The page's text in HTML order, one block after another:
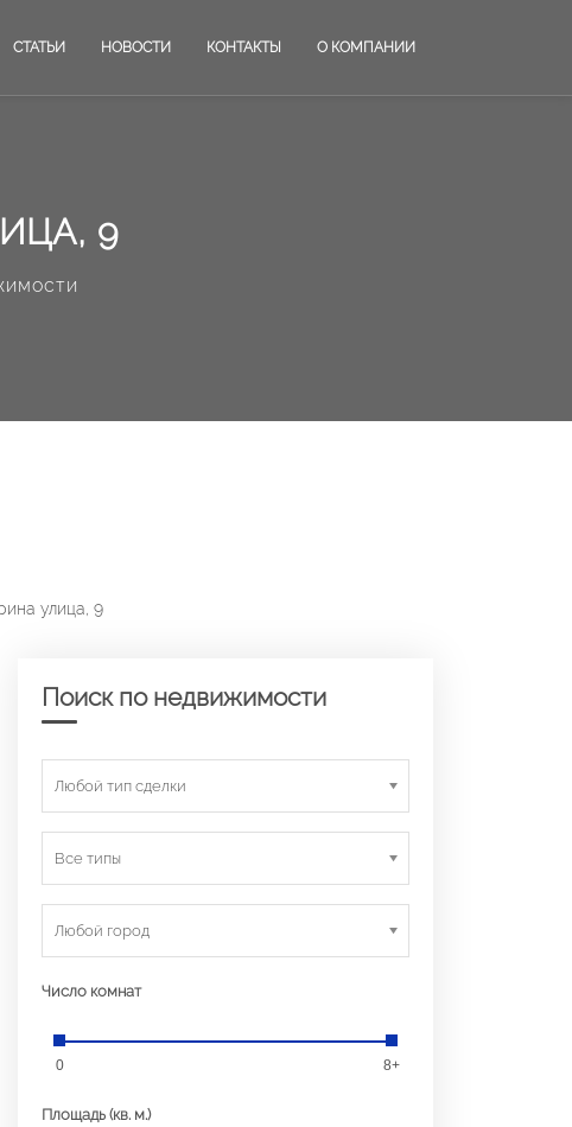
СТАТЬИ НОВОСТИ КОНТАКТЫ О КОМПАНИИ
9
улица, 9
Поиск по недвижимости
Любой тип сделки
Все типы
Любой город
Число комнат
0 8+
Площадь (кв. м.)